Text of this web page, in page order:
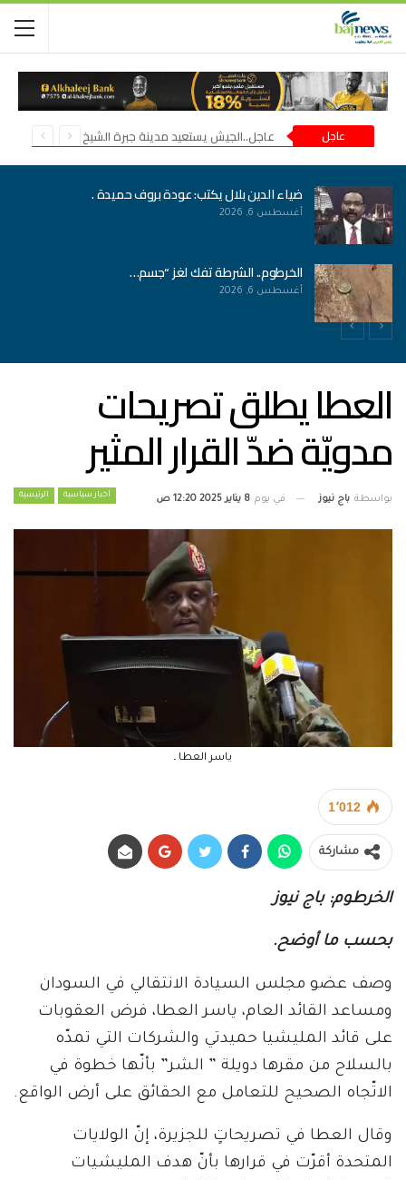
عاجل عاجل..الجيش يستعيد مدينة جبرة الشيخ في شمال كردفان
ضياء الدين بلال يكتب: عودة بروف حميدة .
أغسطس 6, 2026
الخرطوم.. الشرطة تفك لغز “جسم…
أغسطس 6, 2026
العطا يطلق تصريحات
مدويّة ضدّ القرار المثير
أخبار سياسية الرئيسية بواسطة باج نيوز في يوم 8 يناير 2025 12:20 ص
ياسر العطا ـ
1٬012
مشاركة
الخرطوم: باج نيوز
بحسب ما أوضح.
وصف عضو مجلس السيادة الانتقالي في السودان
ومساعد القائد العام، ياسر العطا، فرض العقوبات
على قائد المليشيا حميدتي والشركات التي تمدّه
بالسلاح من مقرها دويلة ” الشر” بأنّها خطوة في
الاتّجاه الصحيح للتعامل مع الحقائق على أرض الواقع.
وقال العطا في تصريحاتٍ للجزيرة، إنّ الولايات
المتحدة أقرّت في قرارها بأنّ هدف المليشيات